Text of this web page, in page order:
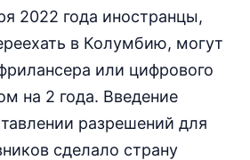
2022 года иностранцы,
в Колумбию, могут
или цифрового
на 2 года. Введение
разрешений для
сделало страну